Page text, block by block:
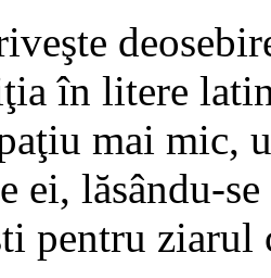
în litere
mai mic,
ei, lăsându-
pentru ziarul